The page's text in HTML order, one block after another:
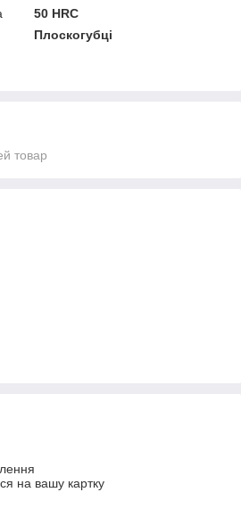
50 HRC
Плоскогубці
товар
на вашу картку